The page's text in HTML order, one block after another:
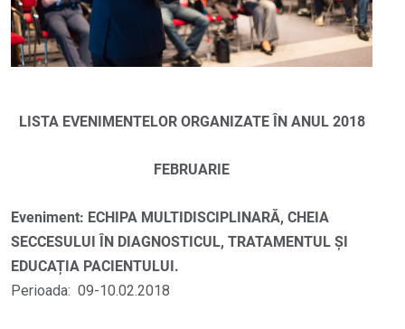
LISTA EVENIMENTELOR ORGANIZATE ÎN ANUL 2018
FEBRUARIE
Eveniment: ECHIPA MULTIDISCIPLINARĂ, CHEIA
SECCESULUI ÎN DIAGNOSTICUL, TRATAMENTUL ȘI
EDUCAȚIA PACIENTULUI.
Perioada: 09-10.02.2018